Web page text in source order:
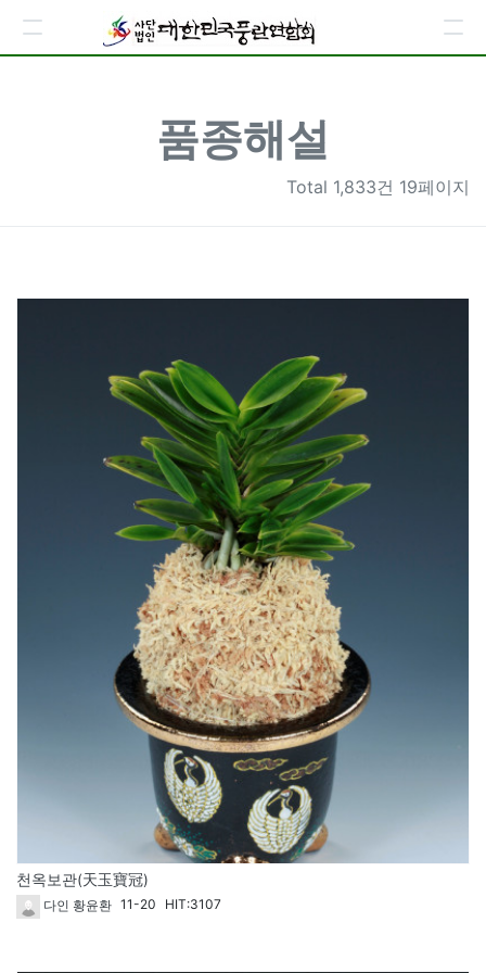
품종해설
Total 1,833건 19페이지
천옥보관(天玉寶冠)
다인 황윤환 11-20 HIT:3107